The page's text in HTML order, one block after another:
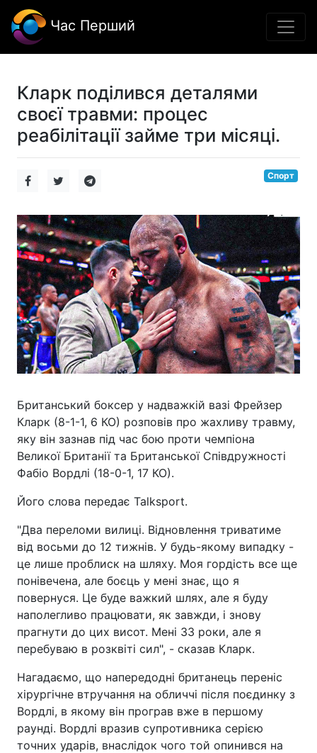
Час Перший
Кларк поділився деталями
своєї травми: процес
реабілітації займе три місяці.
Спорт
Британський боксер у надважкій вазі Фрейзер
Кларк (8-1-1, 6 КО) розповів про жахливу травму,
яку він зазнав під час бою проти чемпіона
Великої Британії та Британської Співдружності
Фабіо Вордлі (18-0-1, 17 КО).
Його слова передає Talksport.
"Два переломи вилиці. Відновлення триватиме
від восьми до 12 тижнів. У будь-якому випадку -
це лише проблиск на шляху. Моя гордість все ще
понівечена, але боєць у мені знає, що я
повернуся. Це буде важкий шлях, але я буду
наполегливо працювати, як завжди, і знову
прагнути до цих висот. Мені 33 роки, але я
перебуваю в розквіті сил", - сказав Кларк.
Нагадаємо, що напередодні британець переніс
хірургічне втручання на обличчі після поєдинку з
Вордлі, в якому він програв вже в першому
раунді. Вордлі вразив супротивника серією
точних ударів, внаслідок чого той опинився на